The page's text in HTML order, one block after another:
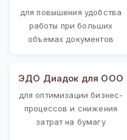
для повышения удобства
работы при больших
объемах документов
ЭДО Диадок для ООО
для оптимизации бизнес-
процессов и снижения
затрат на бумагу